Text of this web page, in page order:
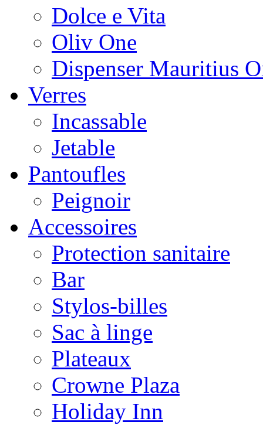
Dolce e Vita
Oliv One
Dispenser Mauritius
Verres
Incassable
Jetable
Pantoufles
Peignoir
Accessoires
Protection sanitaire
Bar
Stylos-billes
Sac à linge
Plateaux
Crowne Plaza
Holiday Inn